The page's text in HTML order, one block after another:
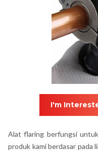
I'm
Alat flaring berfungsi
produk kami berdasar pada